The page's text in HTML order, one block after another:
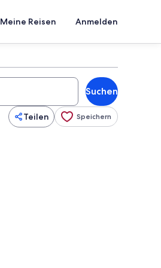
Meine Reisen Anmelden
Suchen
Teilen Speichern